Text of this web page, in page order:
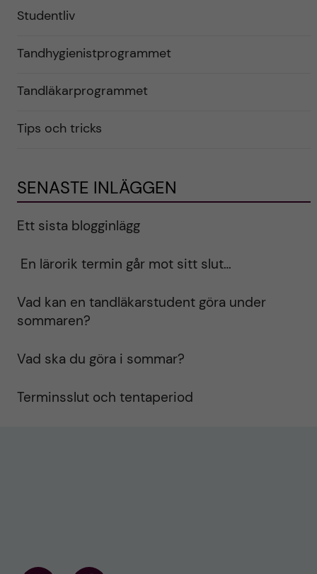
Studentliv
Tandhygienistprogrammet
Tandläkarprogrammet
Tips och tricks
SENASTE INLÄGGEN
Ett sista blogginlägg
En lärorik termin går mot sitt slut…
Vad kan en tandläkarstudent göra under
sommaren?
Vad ska du göra i sommar?
Terminsslut och tentaperiod